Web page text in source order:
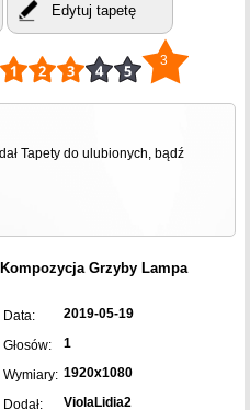
Edytuj tapetę
3
Tapety do ulubionych, bądź
Kompozycja Grzyby Lampa
Data: 2019-05-19
Głosów: 1
Wymiary: 1920x1080
Dodał: ViolaLidia2